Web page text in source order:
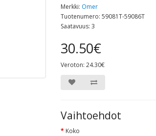
Merkki: Omer
Tuotenumero: 59081T-59086T
Saatavuus: 3
30.50€
Veroton: 24.30€
Vaihtoehdot
Koko